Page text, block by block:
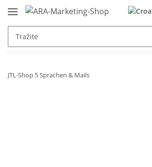
JTL-Shop 5 Sprachen & Mails